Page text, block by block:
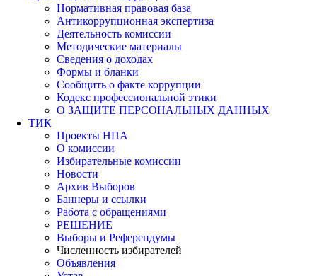
Нормативная правовая база
Антикоррупционная экспертиза
Деятельность комиссии
Методические материалы
Сведения о доходах
Формы и бланки
Сообщить о факте коррупции
Кодекс профессиональной этики
О ЗАЩИТЕ ПЕРСОНАЛЬНЫХ ДАННЫХ
ТИК
Проекты НПА
О комиссии
Избирательные комиссии
Новости
Архив Выборов
Баннеры и ссылки
Работа с обращениями
РЕШЕНИЕ
Выборы и Референдумы
Численность избирателей
Объявления